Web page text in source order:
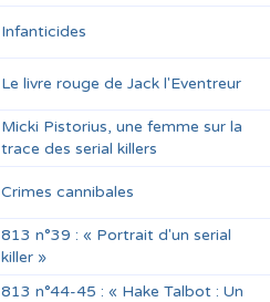
Infanticides
Le livre rouge de Jack l'Eventreur
Micki Pistorius, une femme sur la
trace des serial killers
Crimes cannibales
813 n°39 : « Portrait d'un serial
killer »
813 n°44-45 : « Hake Talbot : Un